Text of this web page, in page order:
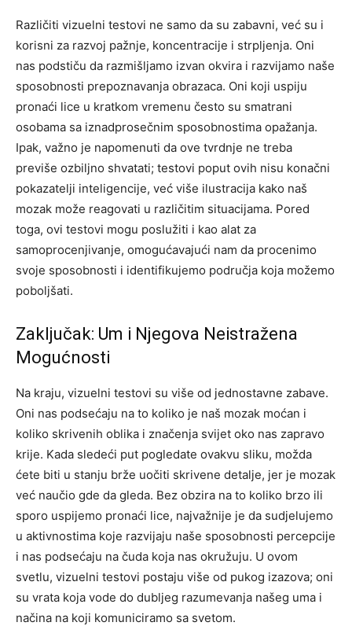
Različiti vizuelni testovi ne samo da su zabavni, već su i
korisni za razvoj pažnje, koncentracije i strpljenja. Oni
nas podstiču da razmišljamo izvan okvira i razvijamo naše
sposobnosti prepoznavanja obrazaca. Oni koji uspiju
pronaći lice u kratkom vremenu često su smatrani
osobama sa iznadprosečnim sposobnostima opažanja.
Ipak, važno je napomenuti da ove tvrdnje ne treba
previše ozbiljno shvatati; testovi poput ovih nisu konačni
pokazatelji inteligencije, već više ilustracija kako naš
mozak može reagovati u različitim situacijama. Pored
toga, ovi testovi mogu poslužiti i kao alat za
samoprocenjivanje, omogućavajući nam da procenimo
svoje sposobnosti i identifikujemo područja koja možemo
poboljšati.
Zaključak: Um i Njegova Neistražena
Mogućnosti
Na kraju, vizuelni testovi su više od jednostavne zabave.
Oni nas podsećaju na to koliko je naš mozak moćan i
koliko skrivenih oblika i značenja svijet oko nas zapravo
krije. Kada sledeći put pogledate ovakvu sliku, možda
ćete biti u stanju brže uočiti skrivene detalje, jer je mozak
već naučio gde da gleda. Bez obzira na to koliko brzo ili
sporo uspijemo pronaći lice, najvažnije je da sudjelujemo
u aktivnostima koje razvijaju naše sposobnosti percepcije
i nas podsećaju na čuda koja nas okružuju. U ovom
svetlu, vizuelni testovi postaju više od pukog izazova; oni
su vrata koja vode do dubljeg razumevanja našeg uma i
načina na koji komuniciramo sa svetom.